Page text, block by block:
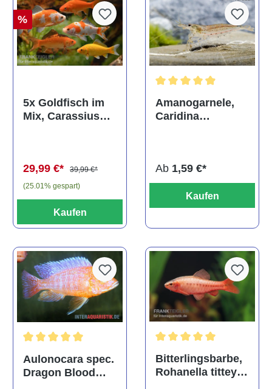
%
5x Goldfisch im
Mix, Carassius
29,99 €*
39,99 €*
(25.01% gespart)
Kaufen
Amanogarnele,
Caridina
Ab 1,59 €*
Kaufen
Durchschnittliche Bewertung von 5 von 5 Sternen
Aulonocara spec.
Dragon Blood
Bitterlingsbarbe,
Rohanella titteya,